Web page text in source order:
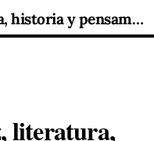
Madrid reúne jazz, literatura, historia y pensamiento en una intensa agenda cultural del 3 al 11 de julio
literatura,